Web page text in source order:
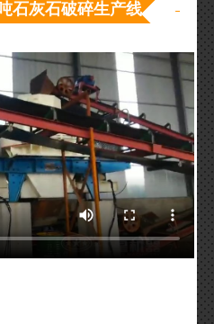
石灰石破碎生产线